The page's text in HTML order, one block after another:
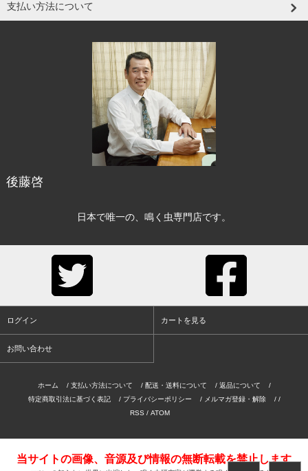
支払い方法について
後藤啓
日本で唯一の、鳴く虫専門店です。
ログイン カートを見る
お問い合わせ
ホーム / 支払い方法について / 配送・送料について / 返品について
/
特定商取引法に基づく表記
/ プライバシーポリシー / メルマガ登録・解除
/ /
RSS / ATOM
当サイトの画像、音源及び情報の無断転載を禁止します